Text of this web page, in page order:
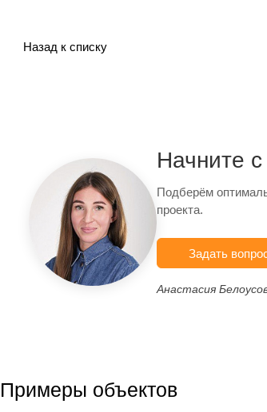
Назад к списку
Начните с
Подберём
проекта.
Задать
Анастасия
Примеры объектов